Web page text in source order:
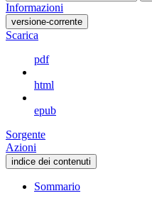
Informazioni
versione-corrente
Scarica
pdf
html
epub
Sorgente
Azioni
indice dei contenuti
Sommario